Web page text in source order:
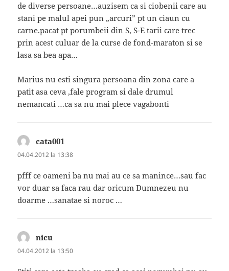
de diverse persoane…auzisem ca si ciobenii care au
stani pe malul apei pun „arcuri” pt un ciaun cu
carne.pacat pt porumbeii din S, S-E tarii care trec
prin acest culuar de la curse de fond-maraton si se
lasa sa bea apa…
Marius nu esti singura persoana din zona care a
patit asa ceva ,fale program si dale drumul
nemancati …ca sa nu mai plece vagabonti
cata001
04.04.2012 la 13:38
pfff ce oameni ba nu mai au ce sa manince…sau fac
vor duar sa faca rau dar oricum Dumnezeu nu
doarme …sanatae si noroc …
nicu
04.04.2012 la 13:50